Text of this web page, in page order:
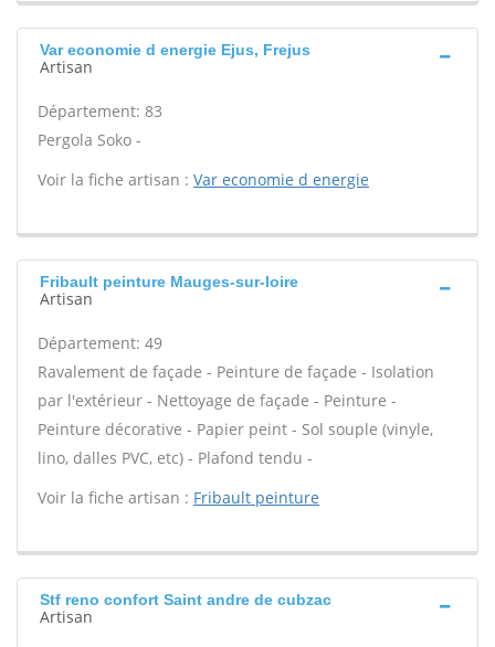
Var economie d energie Ejus, Frejus
Artisan
Département: 83
Pergola Soko -
Voir la fiche artisan : Var economie d energie
Fribault peinture Mauges-sur-loire
Artisan
Département: 49
Ravalement de façade - Peinture de façade - Isolation
par l'extérieur - Nettoyage de façade - Peinture -
Peinture décorative - Papier peint - Sol souple (vinyle,
lino, dalles PVC, etc) - Plafond tendu -
Voir la fiche artisan : Fribault peinture
Stf reno confort Saint andre de cubzac
Artisan